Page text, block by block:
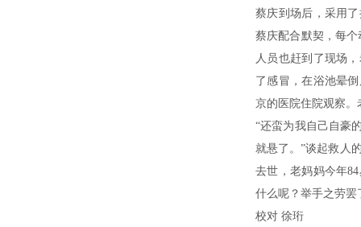
蔡庆到场后，采用
蔡庆配合默契，每
人员也赶到了现场
了感冒，在浴池晕
京的医院住院观察
“还蛮为我自己自豪
就悬了。”谈起救人
去世，老妈妈今年
什么呢？举手之劳罢
校对 徐珩